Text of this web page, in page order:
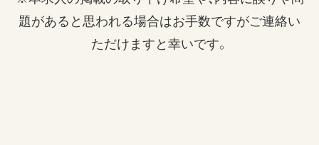
題があると思われる場合はお手数ですがご連絡い
ただけますと幸いです。